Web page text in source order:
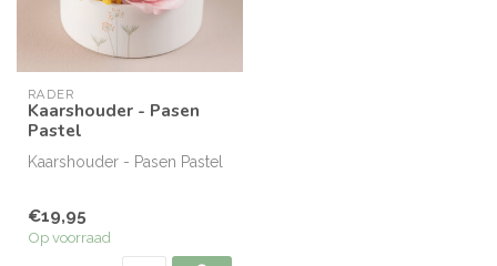
RÄDER
Kaarshouder - Pasen
Pastel
Kaarshouder - Pasen Pastel
€19,95
Op voorraad